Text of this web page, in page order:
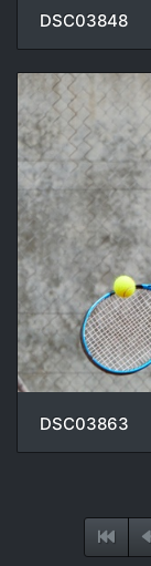
DSC03848
DSC03863